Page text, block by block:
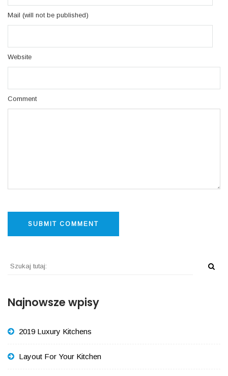
Mail (will not be published)
Website
Comment
Najnowsze wpisy
2019 Luxury Kitchens
Layout For Your Kitchen